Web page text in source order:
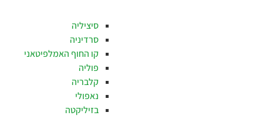
סיציליה
סרדיניה
קו החוף האמלפיטאני
פוליה
קלבריה
נאפולי
בזיליקטה